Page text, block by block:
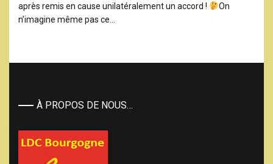
après remis en cause unilatéralement un accord !
On
n’imagine même pas ce…
À PROPOS DE NOUS…